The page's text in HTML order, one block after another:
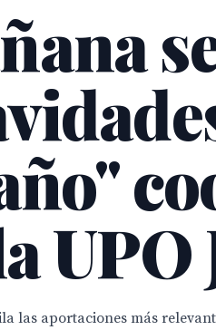
las aportaciones más